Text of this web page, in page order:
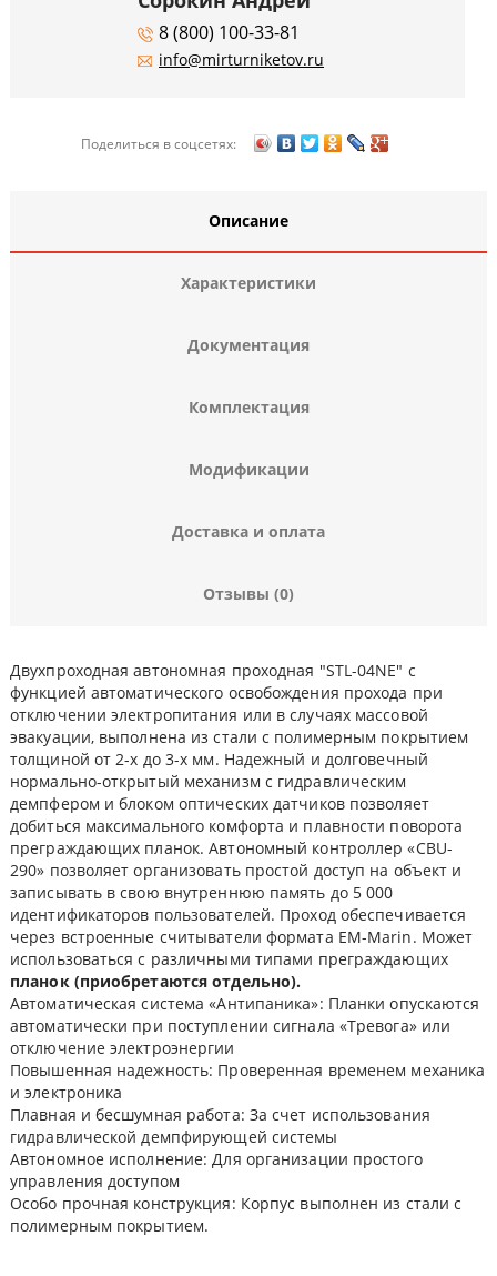
8 (800) 100-33-81
info@mirturniketov.ru
Поделиться в соцсетях:
Описание
Характеристики
Документация
Комплектация
Модификации
Доставка и оплата
Отзывы (0)
Двухпроходная автономная проходная "STL-04NE" с
функцией автоматического освобождения прохода при
отключении электропитания или в случаях массовой
эвакуации, выполнена из стали с полимерным покрытием
толщиной от 2-х до 3-х мм. Надежный и долговечный
нормально-открытый механизм c гидравлическим
демпфером и блоком оптических датчиков позволяет
добиться максимального комфорта и плавности поворота
преграждающих планок. Автономный контроллер «CBU-
290» позволяет организовать простой доступ на объект и
записывать в свою внутреннюю память до 5 000
идентификаторов пользователей. Проход обеспечивается
через встроенные считыватели формата EM-Marin. Может
использоваться с различными типами преграждающих
планок (приобретаются отдельно).
Автоматическая система «Антипаника»: Планки опускаются
автоматически при поступлении сигнала «Тревога» или
отключение электроэнергии
Повышенная надежность: Проверенная временем механика
и электроника
Плавная и бесшумная работа: За счет использования
гидравлической демпфирующей системы
Автономное исполнение: Для организации простого
управления доступом
Особо прочная конструкция: Корпус выполнен из стали с
полимерным покрытием.